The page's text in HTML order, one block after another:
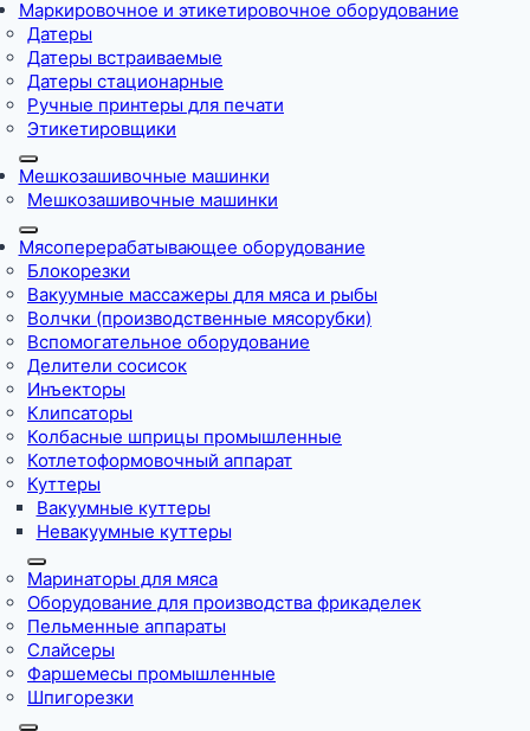
Маркировочное и этикетировочное оборудование
Датеры
Датеры встраиваемые
Датеры стационарные
Ручные принтеры для печати
Этикетировщики
Мешкозашивочные машинки
Мешкозашивочные машинки
Мясоперерабатывающее оборудование
Блокорезки
Вакуумные массажеры для мяса и рыбы
Волчки (производственные мясорубки)
Вспомогательное оборудование
Делители сосисок
Инъекторы
Клипсаторы
Колбасные шприцы промышленные
Котлетоформовочный аппарат
Куттеры
Вакуумные куттеры
Невакуумные куттеры
Маринаторы для мяса
Оборудование для производства фрикаделек
Пельменные аппараты
Слайсеры
Фаршемесы промышленные
Шпигорезки